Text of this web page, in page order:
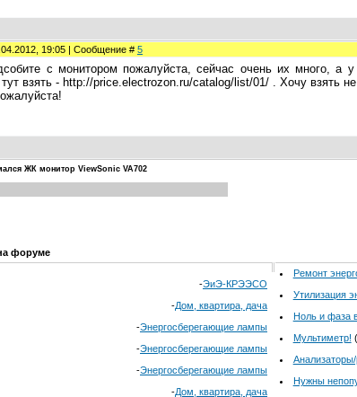
19:05 | Сообщение # 5
с монитором пожалуйста, сейчас очень их много,
взять - http://price.electrozon.ru/catalog/list/01/ . Хочу взять
ЖК монитор ViewSonic VA702
форуме
-ЭиЭ-КРЭЭСО
-Дом, квартира, дача
-Энергосберегающие лампы
-Энергосберегающие лампы
-Энергосберегающие лампы
-Дом, квартира, дача
Ремонт
Утилизация
Ноль и фаза
Мультиметр!
Нужны